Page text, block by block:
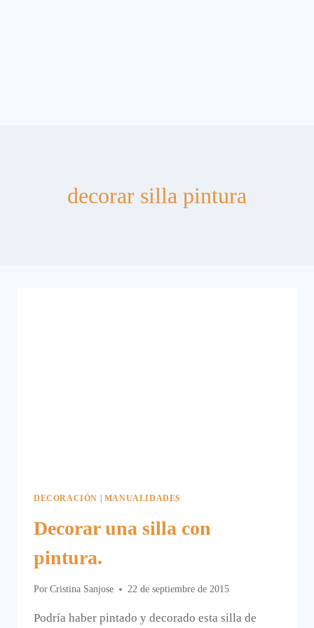
decorar silla pintura
DECORACIÓN | MANUALIDADES
Decorar una silla con
pintura.
Por Cristina Sanjose 22 de septiembre de 2015
Podría haber pintado y decorado esta silla de